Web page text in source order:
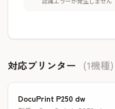
対応プリンター (1機種)
DocuPrint P250 dw